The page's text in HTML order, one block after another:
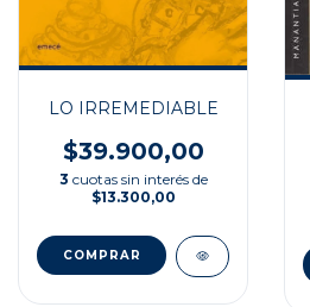
LO IRREMEDIABLE
$39.900,00
3 cuotas sin interés de
$13.300,00